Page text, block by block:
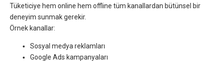
Tüketiciye hem online hem offline tüm kanallardan bütünsel bir
deneyim sunmak gerekir.
Örnek kanallar:
Sosyal medya reklamları
Google Ads kampanyaları